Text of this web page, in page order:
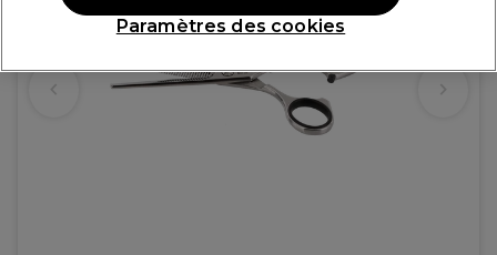
Paramètres des cookies